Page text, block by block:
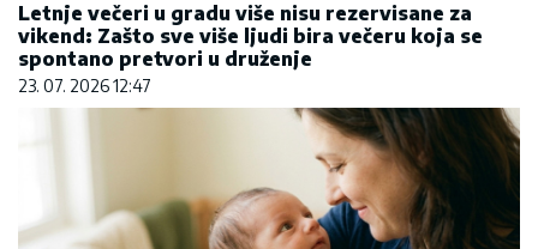
Letnje večeri u gradu više nisu rezervisane za
vikend: Zašto sve više ljudi bira večeru koja se
spontano pretvori u druženje
23. 07. 2026 12:47